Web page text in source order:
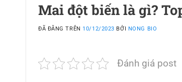
Mai đột biến là gì?
ĐÃ ĐĂNG TRÊN 10/12/2023 BỞI NONG BIO
Đánh giá post